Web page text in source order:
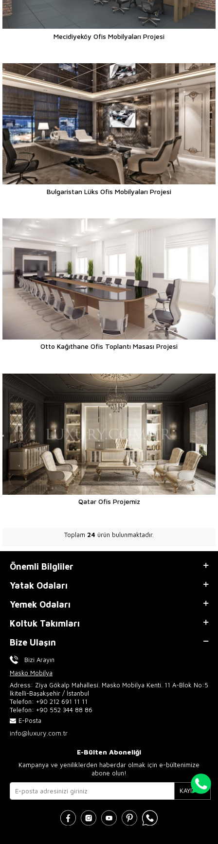
Mecidiyeköy Ofis Mobilyaları Projesi
Bulgaristan Lüks Ofis Mobilyaları Projesi
Otto Kağıthane Ofis Toplantı Masası Projesi
Qatar Ofis Projemiz
Toplam 24 ürün bulunmaktadır.
Önemli Bilgliler
Yatak Odaları
Yemek Odaları
Koltuk Takımları
Bize Ulaşın
Bizi Arayın
Masko Mobilya
Adress: Ziya Gökalp Mahallesi. Masko Mobilya Kenti. 11 A-Blok No:5
İkitelli-Başakşehir / İstanbul
Telefon: +90 212 691 11 11
Telefon: +90 552 344 88 86
E-Posta
info@luxury.com.tr
E-Bülten Aboneliği
Kampanya ve yeniliklerden haberdar olmak için e-bültenimize
abone olun!
KAYIT OL